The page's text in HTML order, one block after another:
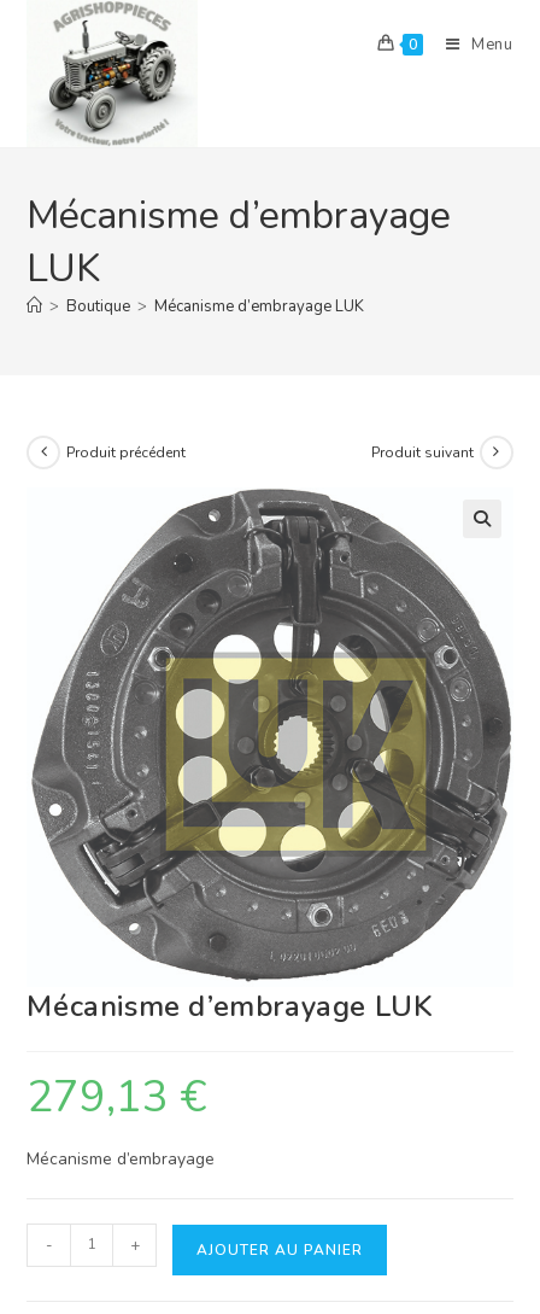
content
0 Menu
Mécanisme d’embrayage
LUK
> Boutique > Mécanisme d’embrayage LUK
Produit précédent Produit suivant
Mécanisme d’embrayage LUK
279,13 €
Mécanisme d’embrayage
quantité
de
- + AJOUTER AU PANIER